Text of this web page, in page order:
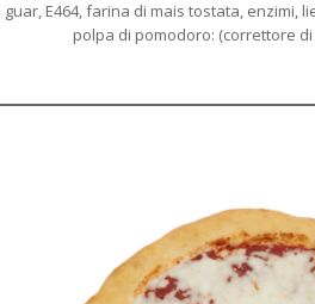
guar, E464, farina di mais tostata, enzimi,
polpa di pomodoro: (correttore di